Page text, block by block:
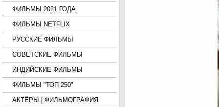
ФИЛЬМЫ 2021 ГОДА
ФИЛЬМЫ NETFLIX
РУССКИЕ ФИЛЬМЫ
СОВЕТСКИЕ ФИЛЬМЫ
ИНДИЙСКИЕ ФИЛЬМЫ
ФИЛЬМЫ "ТОП 250"
АКТЁРЫ | ФИЛЬМОГРАФИЯ